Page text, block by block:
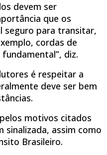
devem ser
que os
seguro para transitar,
cordas de
diz.
é respeitar a
deve ser bem
motivos citados
sinalizada, assim como
Brasileiro.